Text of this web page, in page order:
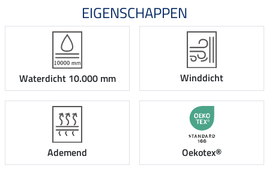
EIGENSCHAPPEN
Waterdicht 10.000 mm Winddicht
Ademend Oekotex®